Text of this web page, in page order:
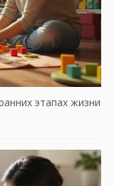
этапах жизни